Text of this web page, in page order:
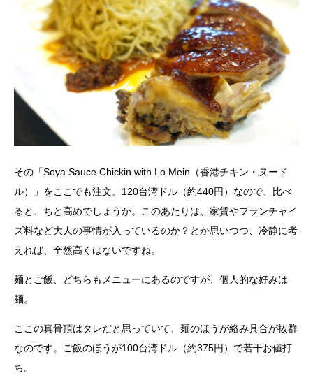
その「Soya Sauce Chickin with Lo Mein（香港チキン・ヌード
ル）」をここでも注文。120台湾ドル（約440円）なので、比べ
ると、 ちと高めでしょうか。このあたりは、家賃やフランチャイ
ズ料など大人の事情が入っているのか？とか思いつつ、冷静に考
えれば、全然高くはないですね。
麺とご飯、どちらもメニューにあるのですが、個人的な好みは
麺。
ここの真骨頂はタレだと思っていて、麺のほうが絡み具合が抜群
なのです。ご飯のほうが100台湾ドル（約375円）で若干お値打
ち。